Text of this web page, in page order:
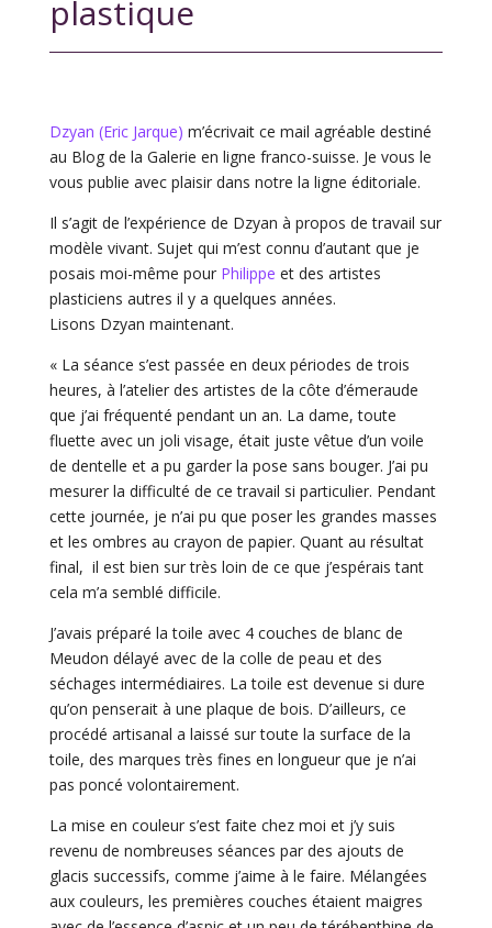
plastique
Dzyan (Eric Jarque) m’écrivait ce mail agréable destiné
au Blog de la Galerie en ligne franco-suisse. Je vous le
vous publie avec plaisir dans notre la ligne éditoriale.
Il s’agit de l’expérience de Dzyan à propos de travail sur
modèle vivant. Sujet qui m’est connu d’autant que je
posais moi-même pour Philippe et des artistes
plasticiens autres il y a quelques années.
Lisons Dzyan maintenant.
« La séance s’est passée en deux périodes de trois
heures, à l’atelier des artistes de la côte d’émeraude
que j’ai fréquenté pendant un an. La dame, toute
fluette avec un joli visage, était juste vêtue d’un voile
de dentelle et a pu garder la pose sans bouger. J’ai pu
mesurer la difficulté de ce travail si particulier. Pendant
cette journée, je n’ai pu que poser les grandes masses
et les ombres au crayon de papier. Quant au résultat
final, il est bien sur très loin de ce que j’espérais tant
cela m’a semblé difficile.
J’avais préparé la toile avec 4 couches de blanc de
Meudon délayé avec de la colle de peau et des
séchages intermédiaires. La toile est devenue si dure
qu’on penserait à une plaque de bois. D’ailleurs, ce
procédé artisanal a laissé sur toute la surface de la
toile, des marques très fines en longueur que je n’ai
pas poncé volontairement.
La mise en couleur s’est faite chez moi et j’y suis
revenu de nombreuses séances par des ajouts de
glacis successifs, comme j’aime à le faire. Mélangées
aux couleurs, les premières couches étaient maigres